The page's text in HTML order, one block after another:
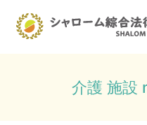
介護 施設